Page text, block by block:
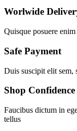
Worlwide
Quisque posuere
Safe Payment
Duis suscipit elit sem,
Shop Confidence
Faucibus dictum in
tellus